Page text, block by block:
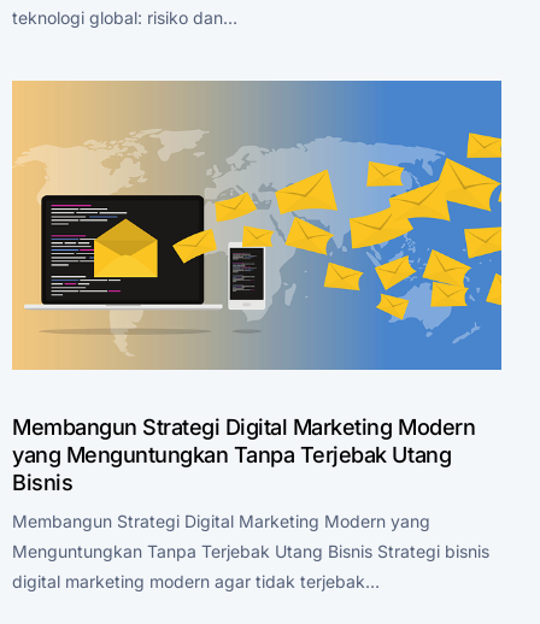
teknologi global: risiko dan…
Membangun Strategi Digital Marketing Modern
yang Menguntungkan Tanpa Terjebak Utang
Bisnis
Membangun Strategi Digital Marketing Modern yang
Menguntungkan Tanpa Terjebak Utang Bisnis Strategi bisnis
digital marketing modern agar tidak terjebak…